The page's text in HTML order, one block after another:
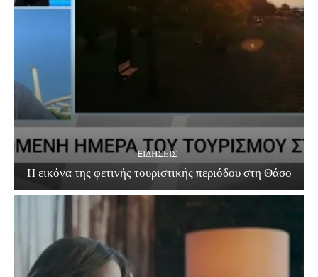
EΙΔΗΣΕΙΣ
Η εικόνα της φετινής τουριστικής περιόδου στη Θάσο